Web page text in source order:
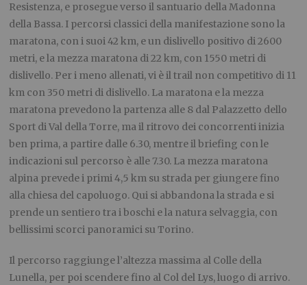
Resistenza, e prosegue verso il santuario della Madonna
della Bassa. I percorsi classici della manifestazione sono la
maratona, con i suoi 42 km, e un dislivello positivo di 2600
metri, e la mezza maratona di 22 km, con 1550 metri di
dislivello. Per i meno allenati, vi è il trail non competitivo di 11
km con 350 metri di dislivello. La maratona e la mezza
maratona prevedono la partenza alle 8 dal Palazzetto dello
Sport di Val della Torre, ma il ritrovo dei concorrenti inizia
ben prima, a partire dalle 6.30, mentre il briefing con le
indicazioni sul percorso è alle 7.30. La mezza maratona
alpina prevede i primi 4,5 km su strada per giungere fino
alla chiesa del capoluogo. Qui si abbandona la strada e si
prende un sentiero tra i boschi e la natura selvaggia, con
bellissimi scorci panoramici su Torino.
Il percorso raggiunge l’altezza massima al Colle della
Lunella, per poi scendere fino al Col del Lys, luogo di arrivo.